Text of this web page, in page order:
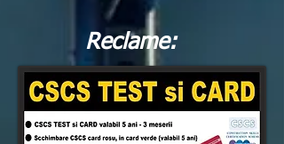
Reclame: